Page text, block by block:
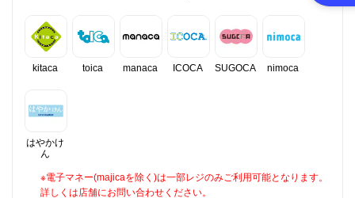
kitaca toica manaca ICOCA SUGOCA nimoca
はやかけ
ん
※電子マネー(majicaを除く)は一部レジのみご利用可能となります。
詳しくは店舗にお問い合わせください。